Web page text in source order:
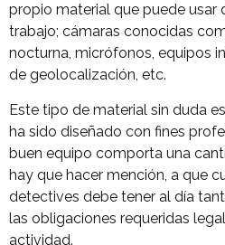
propio material que puede usar
trabajo; cámaras conocidas
nocturna, micrófonos, equipos
de geolocalización, etc.
Este tipo de material sin duda
ha sido diseñado con fines
buen equipo comporta una
hay que hacer mención, a que
detectives debe tener al día
las obligaciones requeridas
actividad.